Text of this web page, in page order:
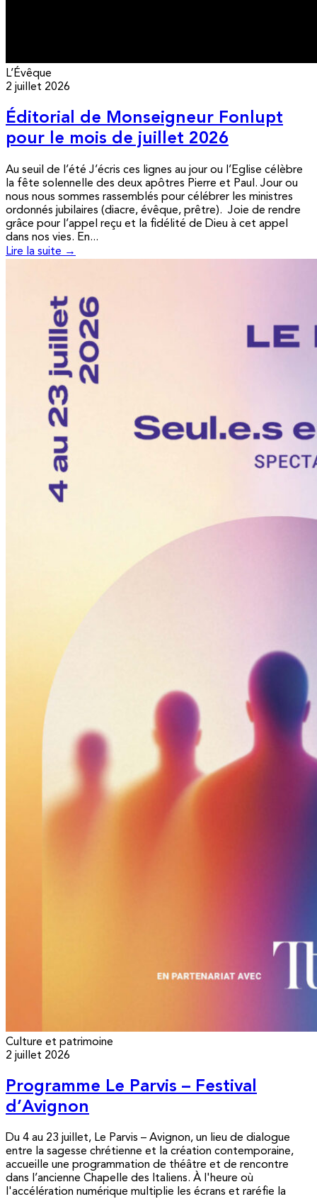
L’Évêque
2 juillet 2026
Éditorial de Monseigneur Fonlupt
pour le mois de juillet 2026
Au seuil de l’été J’écris ces lignes au jour ou l’Eglise célèbre
la fête solennelle des deux apôtres Pierre et Paul. Jour ou
nous nous sommes rassemblés pour célébrer les ministres
ordonnés jubilaires (diacre, évêque, prêtre). Joie de rendre
grâce pour l’appel reçu et la fidélité de Dieu à cet appel
dans nos vies. En...
Lire la suite →
Culture et patrimoine
2 juillet 2026
Programme Le Parvis – Festival
d’Avignon
Du 4 au 23 juillet, Le Parvis – Avignon, un lieu de dialogue
entre la sagesse chrétienne et la création contemporaine,
accueille une programmation de théâtre et de rencontre
dans l’ancienne Chapelle des Italiens. À l'heure où
l'accélération numérique multiplie les écrans et raréfie la